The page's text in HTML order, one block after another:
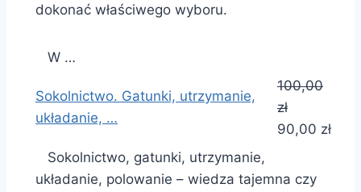
dokonać właściwego wyboru.
W …
Sokolnictwo. Gatunki, utrzymanie,
układanie, …
100,00
zł
90,00 zł
Sokolnictwo, gatunki, utrzymanie,
układanie, polowanie – wiedza tajemna czy